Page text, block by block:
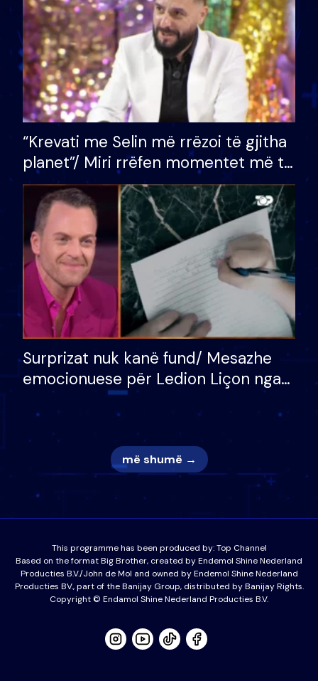
“Krevati me Selin më rrëzoi të gjitha
planet”/ Miri rrëfen momentet më të
bukura në shtëpinë e BB VIP: Do më
mungojë zilja e mëngjesit kur…
Surprizat nuk kanë fund/ Mesazhe
emocionuese për Ledion Liçon nga
nëna dhe fëmijët e tij, moderatori
nuk i mban dot lotët: Nuk meritoj…
më shumë →
This programme has been produced by:Top Channel
Based on the format Big Brother, created by Endemol Shine Nederland
Producties B.V./John de Mol and owned by Endemol Shine Nederland
Producties BV., part of the Banijay Group, distributed by Banijay Rights.
Copyright © Endamol Shine Nederland Producties B.V.